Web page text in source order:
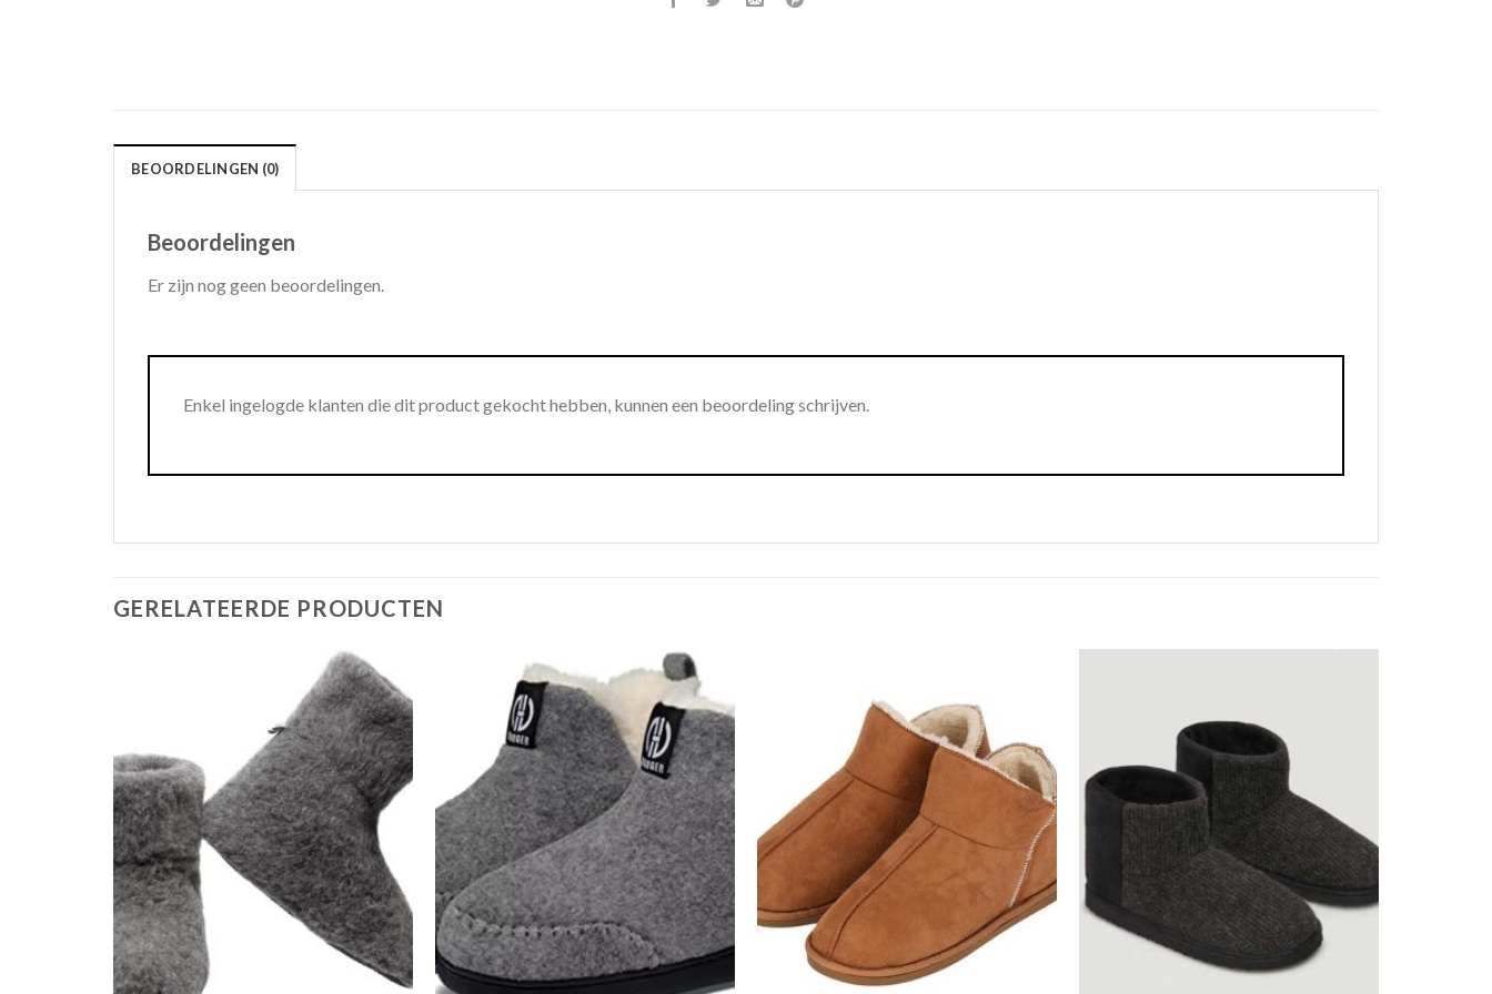
BEOORDELINGEN (0)
Beoordelingen
Er zijn nog geen beoordelingen.
Enkel ingelogde klanten die dit product gekocht hebben, kunnen een beoordeling schrijven.
GERELATEERDE PRODUCTEN